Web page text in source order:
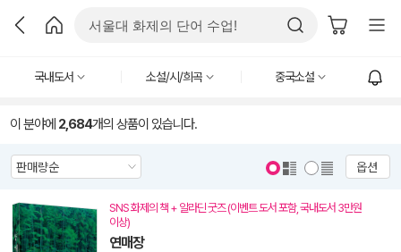
국내도서 소설/시/희곡 중국소설
이 분야에 2,684개의 상품이 있습니다.
옵션
SNS 화제의 책 + 알라딘 굿즈 (이벤트 도서 포함, 국내도서 3만원
이상)
연매장